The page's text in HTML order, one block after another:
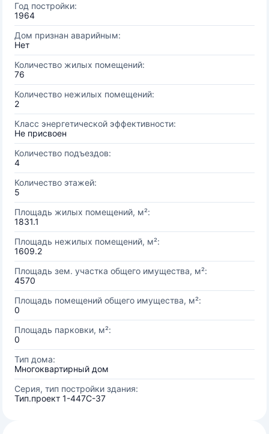
Год постройки:
1964
Дом признан аварийным:
Нет
Количество жилых помещений:
76
Количество нежилых помещений:
2
Класс энергетической эффективности:
Не присвоен
Количество подъездов:
4
Количество этажей:
5
Площадь жилых помещений, м²:
1831.1
Площадь нежилых помещений, м²:
1609.2
Площадь зем. участка общего имущества, м²:
4570
Площадь помещений общего имущества, м²:
0
Площадь парковки, м²:
0
Тип дома:
Многоквартирный дом
Серия, тип постройки здания:
Тип.проект 1-447С-37